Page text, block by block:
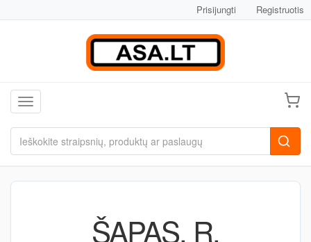
Prisijungti Registruotis
Toggle navigation
ŠAPAS, R.